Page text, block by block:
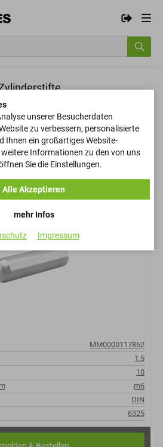
MM0000117862
1,5
10
m6
DIN
6325
unserer Besucherdaten
zu verbessern, personalisierte
Ihnen ein großartiges Website-
Informationen zu den von uns
Sie die Einstellungen.
mehr Infos
Alle Akzeptieren
Impressum